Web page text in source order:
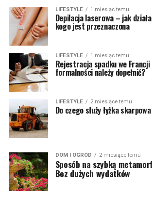
LIFESTYLE 1 miesiąc temu
Depilacja laserowa – jak
kogo jest przeznaczona
LIFESTYLE 1 miesiąc temu
Rejestracja spadku we
formalności należy dopełnić?
LIFESTYLE 2 miesiące temu
Do czego służy łyżka
DOM I OGRÓD 2 miesiące temu
Sposób na szybką
Bez dużych wydatków